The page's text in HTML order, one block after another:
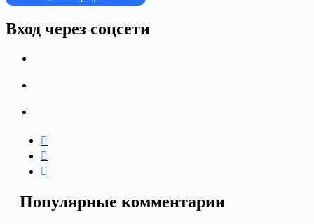
Вход через соцсети
Популярные комментарии